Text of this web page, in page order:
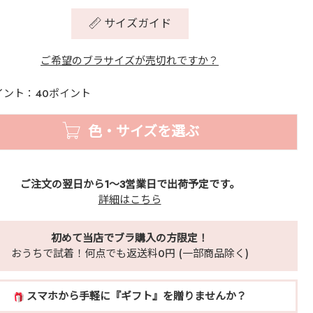
サイズガイド
ご希望のブラサイズが売切れですか？
ント：40ポイント
色・サイズを選ぶ
ご注文の翌日から1～3営業日で出荷予定です。
詳細はこちら
初めて当店でブラ購入の方限定！
おうちで試着！何点でも返送料0円 (一部商品除く)
スマホから手軽に『ギフト』を贈りませんか？